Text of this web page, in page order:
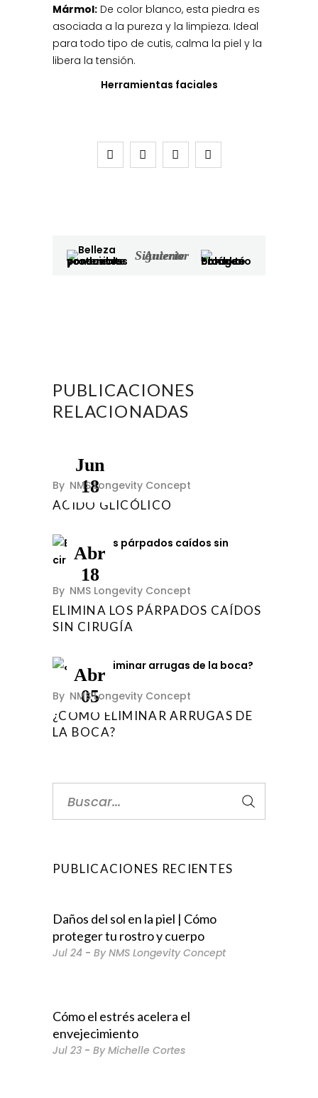
Mármol: De color blanco, esta piedra es
asociada a la pureza y la limpieza. Ideal
para todo tipo de cutis, calma la piel y la
libera la tensión.
Herramientas faciales
Anterior
Siguiente
PUBLICACIONES
RELACIONADAS
Jun
18
By NMS Longevity Concept
ACÍDO GLICÓLICO
Abr
18
By NMS Longevity Concept
ELIMINA LOS PÁRPADOS CAÍDOS
SIN CIRUGÍA
Abr
05
By NMS Longevity Concept
¿CÓMO ELIMINAR ARRUGAS DE
LA BOCA?
for:
PUBLICACIONES RECIENTES
Daños del sol en la piel | Cómo
proteger tu rostro y cuerpo
Jul 24 ByNMS Longevity Concept
Cómo el estrés acelera el
envejecimiento
Jul 23 ByMichelle Cortes